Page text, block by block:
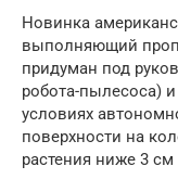
Новинка
выполняющий
придуман под
робота-пылесоса)
условиях
поверхности на
растения ниже 3